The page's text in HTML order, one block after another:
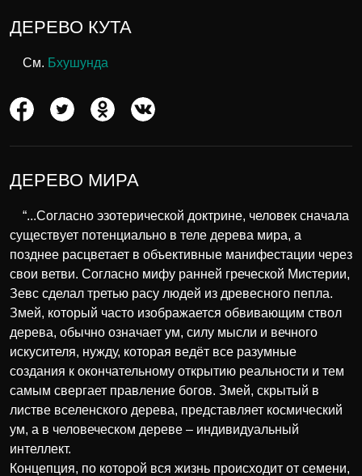
ДЕРЕВО КУТА
См. Бхушунда
ДЕРЕВО МИРА
“...Согласно эзотерической доктрине, человек сначала
существует потенциально в теле дерева мира, а
позднее расцветает в объективные манифестации через
свои ветви. Согласно мифу ранней греческой Мистерии,
Зевс сделал третью расу людей из древесного пепла.
Змей, который часто изображается обвивающим ствол
дерева, обычно означает ум, силу мысли и вечного
искусителя, нужду, которая ведёт все разумные
создания к окончательному открытию реальности и тем
самым свергает правление богов. Змей, скрытый в
листве вселенского дерева, представляет космический
ум, а в человеческом дереве – индивидуальный
интеллект.
Концепция, по которой вся жизнь происходит от семени,